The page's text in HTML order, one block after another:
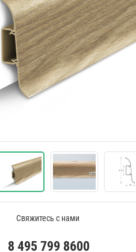
Свяжитесь с нами
8 495 799 8600